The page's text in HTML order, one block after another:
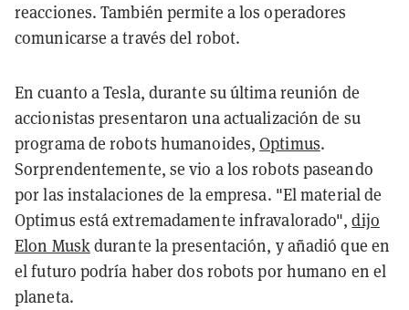
reacciones. También permite a los operadores
comunicarse a través del robot.
En cuanto a Tesla, durante su última reunión de
accionistas presentaron una actualización de su
programa de robots humanoides,Optimus.
Sorprendentemente, se vio a los robots paseando
por las instalaciones de la empresa. "El material de
Optimus está extremadamente infravalorado",dijo
Elon Muskdurante la presentación, y añadió que en
el futuro podría haber dos robots por humano en el
planeta.